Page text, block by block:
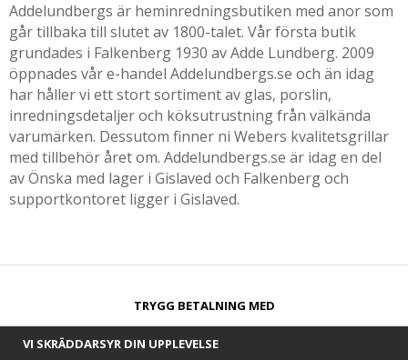
Addelundbergs är heminredningsbutiken med anor som
går tillbaka till slutet av 1800-talet. Vår första butik
grundades i Falkenberg 1930 av Adde Lundberg. 2009
öppnades vår e-handel Addelundbergs.se och än idag
har håller vi ett stort sortiment av glas, porslin,
inredningsdetaljer och köksutrustning från välkända
varumärken. Dessutom finner ni Webers kvalitetsgrillar
med tillbehör året om. Addelundbergs.se är idag en del
av Önska med lager i Gislaved och Falkenberg och
supportkontoret ligger i Gislaved.
TRYGG BETALNING MED​
VI SKRÄDDARSYR DIN UPPLEVELSE